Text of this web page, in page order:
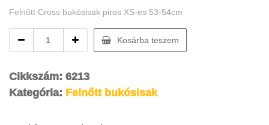
Felnőtt Cross bukósisak piros XS-es 53-54cm
Cross
piros
es
Kosárba teszem
Cikkszám: 6213
Kategória: Felnőtt bukósisak